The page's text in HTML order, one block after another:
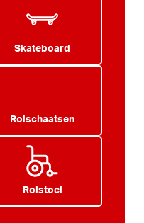
Skateboard
Rolschaatsen
Rolstoel